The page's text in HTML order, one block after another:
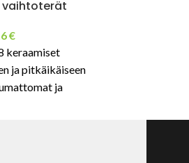
vaihtoterät
€
keraamiset
ja pitkäikäiseen
ja